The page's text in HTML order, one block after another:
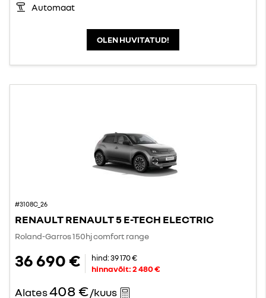
Automaat
OLEN HUVITATUD!
#3108C_26
RENAULT RENAULT 5 E-TECH ELECTRIC
Roland-Garros 150hj comfort range
36 690 € hind:39 170 €
hinnavõit:2 480 €
Alates408 €/kuus